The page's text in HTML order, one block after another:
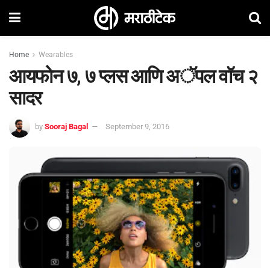
Home Wearables
आयफोन ७, ७ प्लस आणि अॅपल वॉच २
सादर
by Sooraj Bagal September 9, 2016